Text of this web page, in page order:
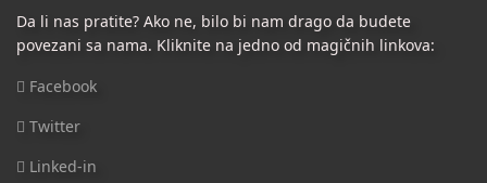
Da li nas pratite? Ako ne, bilo bi nam drago da budete
povezani sa nama. Kliknite na jedno od magičnih linkova:
Facebook
Twitter
Linked-in